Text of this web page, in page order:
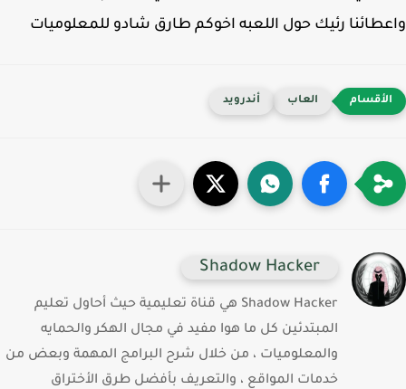
رئيك حول اللعبه اخوكم طارق شادو للمعلوميات
العاب أندرويد
Shadow Hacker
Shadow Hacker هي قناة تعليمية حيث أحاول تعليم
المبتدئين كل ما هوا مفيد في مجال الهكر والحمايه
والمعلوميات ، من خلال شرح البرامج المهمة وبعض من
خدمات المواقع ، والتعريف بأفضل طرق الأختراق